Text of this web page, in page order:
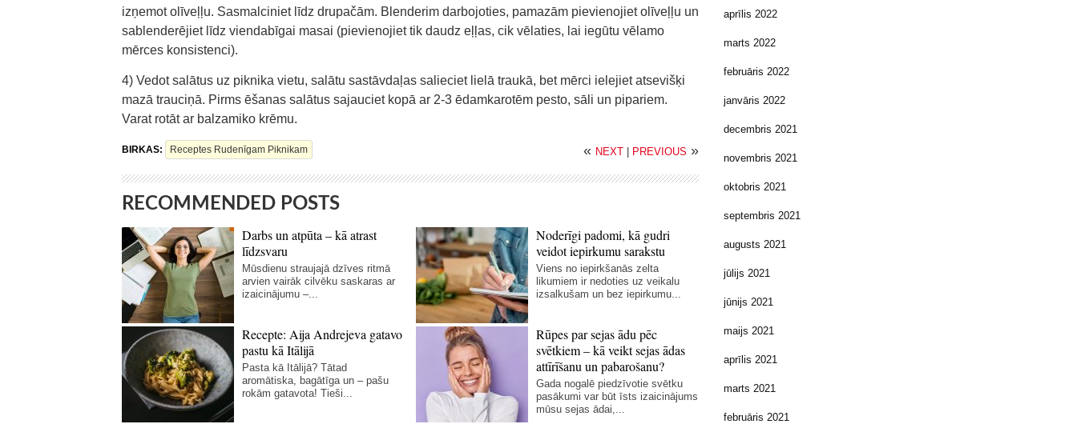
izņemot olīveļļu. Sasmalciniet līdz drupačām. Blenderim darbojoties, pamazām pievienojiet olīveļļu un
sablenderējiet līdz viendabīgai masai (pievienojiet tik daudz eļļas, cik vēlaties, lai iegūtu vēlamo
mērces konsistenci).
4) Vedot salātus uz piknika vietu, salātu sastāvdaļas salieciet lielā traukā, bet mērci ielejiet atsevišķi
mazā trauciņā. Pirms ēšanas salātus sajauciet kopā ar 2-3 ēdamkarotēm pesto, sāli un pipariem.
Varat rotāt ar balzamiko krēmu.
BIRKAS: Receptes Rudenīgam Piknikam « NEXT PREVIOUS »
RECOMMENDED POSTS
Darbs un atpūta – kā atrast
līdzsvaru
Mūsdienu straujajā dzīves ritmā
arvien vairāk cilvēku saskaras ar
izaicinājumu –...
Noderīgi padomi, kā gudri
veidot iepirkumu sarakstu
Viens no iepirkšanās zelta
likumiem ir nedoties uz veikalu
izsalkušam un bez iepirkumu...
Recepte: Aija Andrejeva gatavo
pastu kā Itālijā
Pasta kā Itālijā? Tātad
aromātiska, bagātīga un – pašu
rokām gatavota! Tieši...
Rūpes par sejas ādu pēc
svētkiem – kā veikt sejas ādas
attīrīšanu un pabarošanu?
Gada nogalē piedzīvotie svētku
pasākumi var būt īsts izaicinājums
mūsu sejas ādai,...
aprīlis 2022
marts 2022
februāris 2022
janvāris 2022
decembris 2021
novembris 2021
oktobris 2021
septembris 2021
augusts 2021
jūlijs 2021
jūnijs 2021
maijs 2021
aprīlis 2021
marts 2021
februāris 2021